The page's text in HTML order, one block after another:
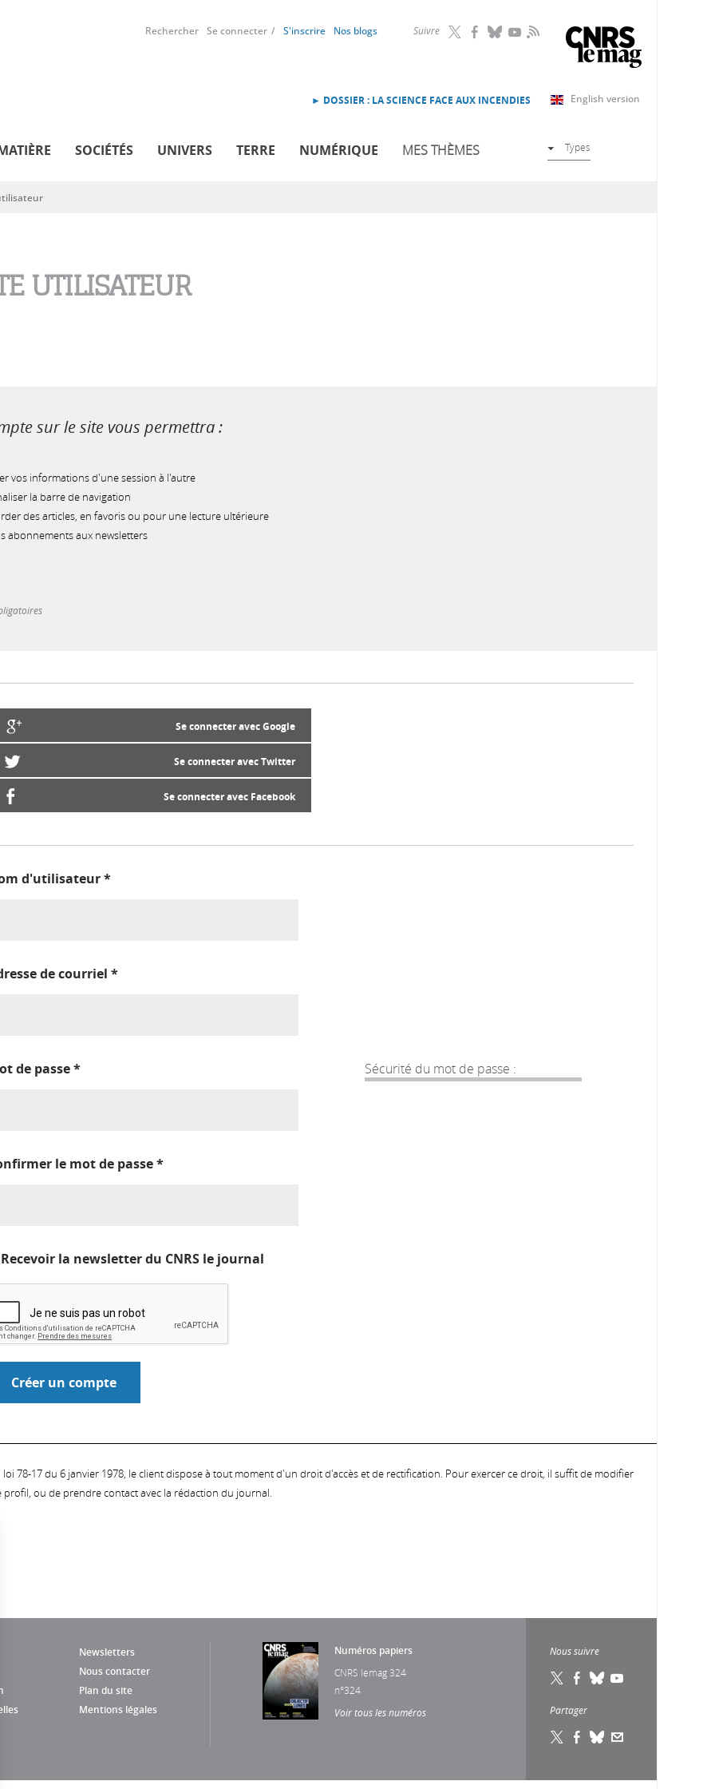
Suivre RSS
Rechercher Se connecter S'inscrire Nos blogs
English version
► DOSSIER : LA SCIENCE FACE AUX INCENDIES
SOCIÉTÉS UNIVERS TERRE NUMÉRIQUE MES THÈMES Types
UTILISATEUR
sur le site vous permettra :
vos informations d'une session à l'autre
la barre de navigation
des articles, en favoris ou pour une lecture ultérieure
abonnements aux newsletters
Se connecter avec Google
Se connecter avec Twitter
Se connecter avec Facebook
d'utilisateur*
de courriel *
Sécurité du mot de passe :
de passe*
le mot de passe*
Recevoir la newsletter du CNRS le journal
78-17 du 6 janvier 1978, le client dispose à tout moment d'un droit d'accès et de rectification. Pour exercer ce droit, il suffit de modifier
ou de prendre contact avec la rédaction du journal.
Newsletters
Nous contacter
Plan du site
Mentions légales
Numéros papiers
CNRS lemag 324
n°324
Voir tous les numéros
Nous suivre
Partager